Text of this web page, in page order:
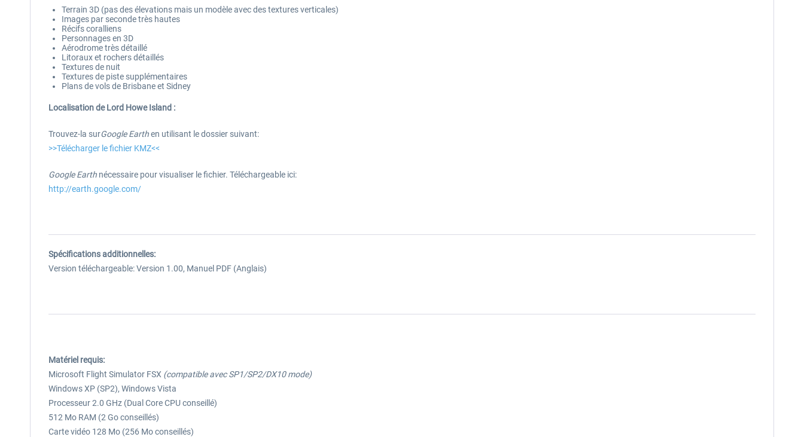
Terrain 3D (pas des élevations mais un modèle avec des textures verticales)
Images par seconde très hautes
Récifs coralliens
Personnages en 3D
Aérodrome très détaillé
Litoraux et rochers détaillés
Textures de nuit
Textures de piste supplémentaires
Plans de vols de Brisbane et Sidney
Localisation de Lord Howe Island :
Trouvez-la surGoogle Earthen utilisant le dossier suivant:
>>Télécharger le fichier KMZ<<
Google Earth nécessaire pour visualiser le fichier. Téléchargeable ici:
http://earth.google.com/
Spécifications additionnelles:
Version téléchargeable: Version 1.00, Manuel PDF (Anglais)
Matériel requis:
Microsoft Flight Simulator FSX (compatible avec SP1/SP2/DX10 mode)
Windows XP (SP2), Windows Vista
Processeur 2.0 GHz (Dual Core CPU conseillé)
512 Mo RAM (2 Go conseillés)
Carte vidéo 128 Mo (256 Mo conseillés)